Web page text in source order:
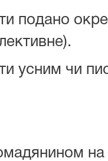
подано
усним чи